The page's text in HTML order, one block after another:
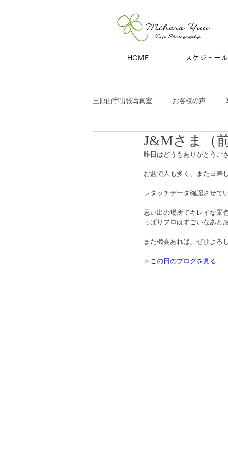
HOME スケジュール
三原由宇出張写真室 お客様の声
子どもと家族 お宮参り 七
ハーフバースデー 百日祝い
J&Mさま（
昨日はどうもありがとうご
お盆で人も多く、また日差
レタッチデータ確認させて
思い出の場所でキレイな景
っぱりプロはすごいなあと
また機会あれば、ぜひよろ
＞ この日のブログを見る